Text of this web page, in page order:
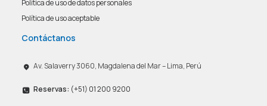
Política de uso de datos personales
Política de uso aceptable
Contáctanos
Av. Salaverry 3060, Magdalena del Mar – Lima, Perú
Reservas: (+51) 01 200 9200